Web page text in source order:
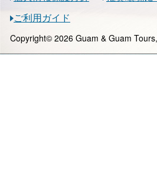
ご利用ガイド
Copyright© 2026 Guam & Guam